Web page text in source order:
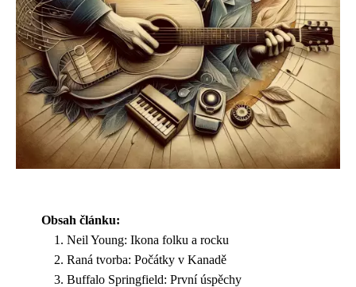
Obsah článku:
Neil Young: Ikona folku a rocku
Raná tvorba: Počátky v Kanadě
Buffalo Springfield: První úspěchy